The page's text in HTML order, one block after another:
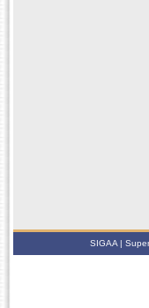
SIGAA |